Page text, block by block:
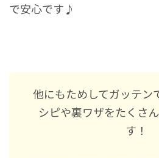
で安心です♪
他にもためしてガッテン
シピや裏ワザをたくさ
す！